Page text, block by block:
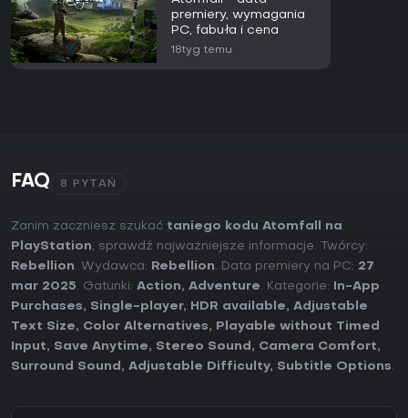
premiery, wymagania
PC, fabuła i cena
18tyg temu
FAQ 8 PYTAŃ
Zanim zaczniesz szukać taniego kodu Atomfall na
PlayStation, sprawdź najważniejsze informacje. Twórcy:
Rebellion. Wydawca: Rebellion. Data premiery na PC: 27
mar 2025. Gatunki: Action, Adventure. Kategorie:
In-App
Purchases, Single-player, HDR available, Adjustable
Text Size, Color Alternatives,
Playable without Timed
Input, Save Anytime, Stereo Sound , Camera Comfort,
Surround Sound , Adjustable Difficulty, Subtitle Options.